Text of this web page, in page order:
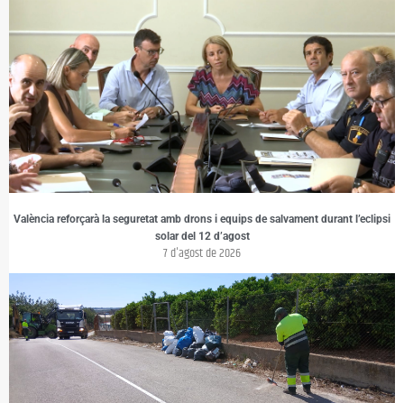
València reforçarà la seguretat amb drons i equips de salvament durant l’eclipsi
solar del 12 d’agost
7 d'agost de 2026